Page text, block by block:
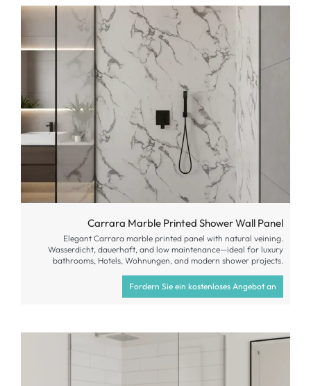
Carrara Marble Printed Shower Wall Panel
Elegant Carrara marble printed panel with natural veining
Wasserdicht, dauerhaft, and low maintenance—ideal for luxury
bathrooms , Hotels, Wohnungen, and modern shower projects
Fordern Sie ein kostenloses Angebot an